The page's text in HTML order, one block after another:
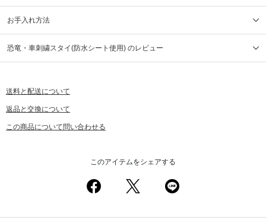
お手入れ方法
恐竜・車刺繍スタイ(防水シート使用) のレビュー
送料と配送について
返品と交換について
この商品について問い合わせる
このアイテムをシェアする